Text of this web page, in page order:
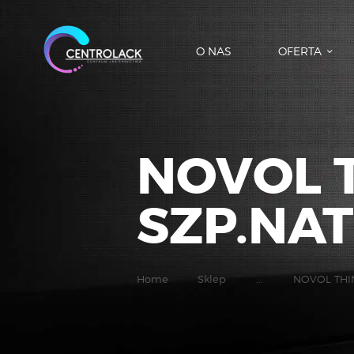
O NAS OFERTA
NOVOL
Home Sklep ... NOVOL